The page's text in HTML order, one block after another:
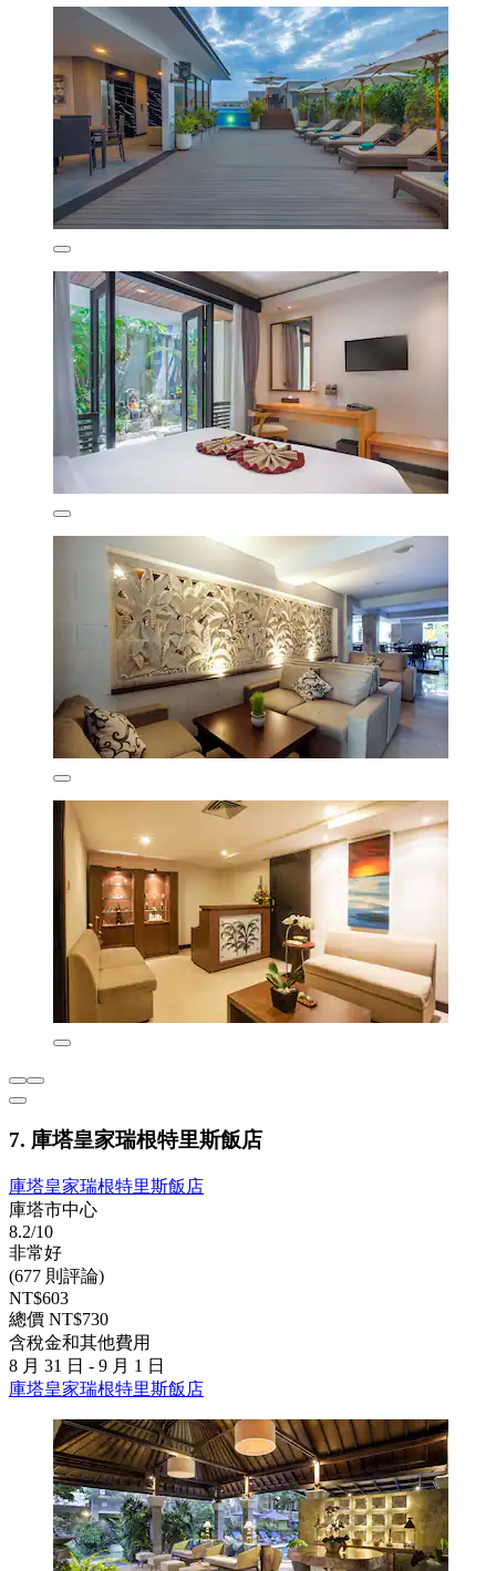
7. 庫塔皇家瑞根特里斯飯店
庫塔皇家瑞根特里斯飯店
庫塔市中心
8.2/10
非常好
(677 則評論)
NT$603
總價 NT$730
含稅金和其他費用
8 月 31 日 - 9 月 1 日
庫塔皇家瑞根特里斯飯店